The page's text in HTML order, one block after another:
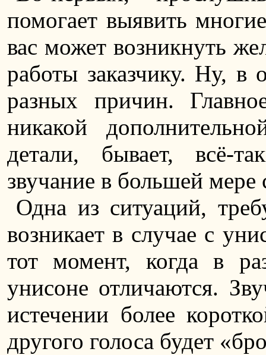
помогает выявить
вас может возникнуть
работы заказчику. Ну,
разных причин.
никакой
детали, бывает, всё-
звучание в большей мере
Одна из ситуаций,
возникает в случае с
тот момент, когда в
унисоне отличаются.
истечении более
другого голоса будет